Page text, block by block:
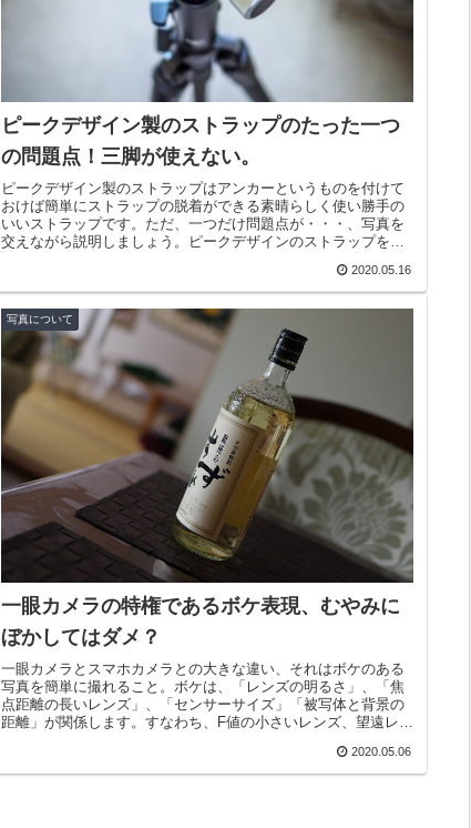
ピークデザイン製のストラップのたった一つ
の問題点！三脚が使えない。
ピークデザイン製のストラップはアンカーというものを付けて
おけば簡単にストラップの脱着ができる素晴らしく使い勝手の
いいストラップです。ただ、一つだけ問題点が・・・、写真を
交えながら説明しましょう。ピークデザインのストラップを購
2020.05.16
写真について
一眼カメラの特権であるボケ表現、むやみに
ぼかしてはダメ？
一眼カメラとスマホカメラとの大きな違い、それはボケのある
写真を簡単に撮れること。ボケは、「レンズの明るさ」、「焦
点距離の長いレンズ」、「センサーサイズ」「被写体と背景の
距離」が関係します。すなわち、F値の小さいレンズ、望遠レン
2020.05.06